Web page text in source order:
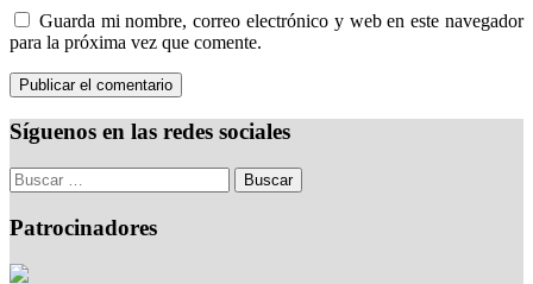
Guarda mi nombre, correo electrónico y web en este navegador
para la próxima vez que comente.
Síguenos en las redes sociales
Patrocinadores